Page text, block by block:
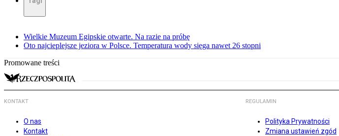
Wielkie Muzeum Egipskie otwarte. Na razie na próbę
Oto najcieplejsze jeziora w Polsce. Temperatura wody sięga nawet 26 stopni
Promowane treści
KONTAKT
O nas
Kontakt
REGULAMIN
Polityka Prywatności
Zmiana ustawień zgód